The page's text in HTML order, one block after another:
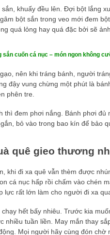
khuấy đều lên. Đợi bột lắng
bột sắn trong veo mới đem
quá lỏng hay quá đặc bởi sẽ
sắn cuốn cá nục – món ngon không
nên khi tráng bánh, người
đậy vung chừng một phút là
phên tre.
thì đem phơi nắng. Bánh phơi
bỏ vào trong bao kín để bảo
quê gieo thương
khi đi xa quê vẫn thèm được
cá nục hấp rồi chấm vào chén
lực rất lớn làm cho người đi xa
hết bấy nhiêu. Trước kia
nhiều tuần liền. May mắn thay
Mọi người hãy cùng đón chờ